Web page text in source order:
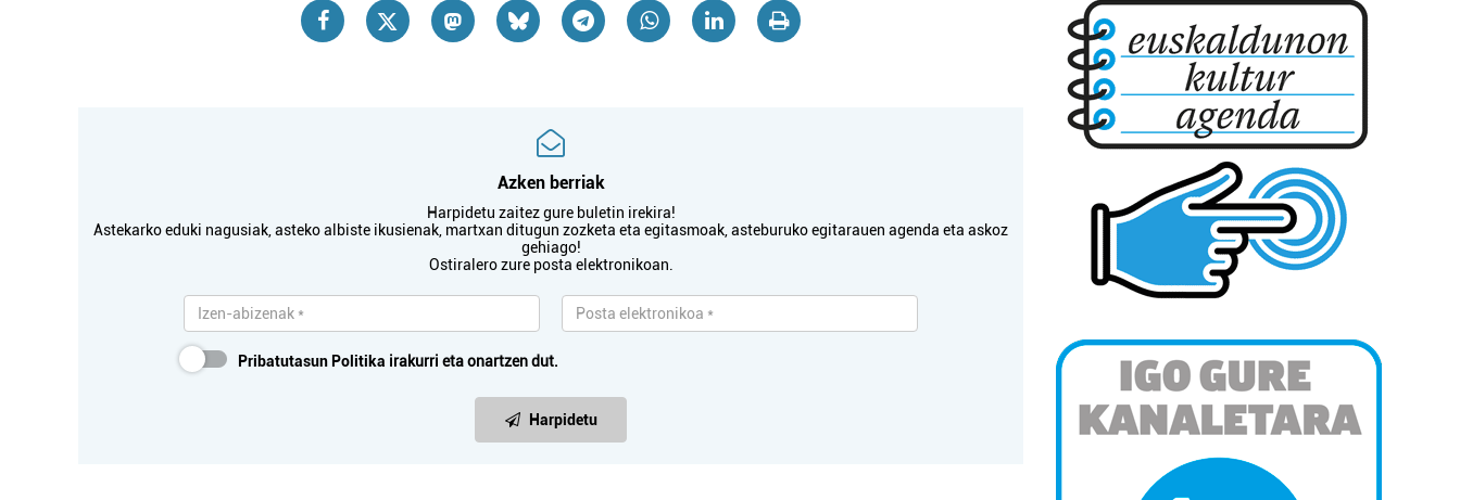
Azken berriak
Harpidetu zaitez gure buletin irekira!
Astekarko eduki nagusiak, asteko albiste ikusienak, martxan ditugun zozketa eta egitasmoak, asteburuko egitarauen agenda eta askoz
gehiago!
Ostiralero zure posta elektronikoan.
Pribatutasun Politika irakurri eta onartzen dut.
Harpidetu